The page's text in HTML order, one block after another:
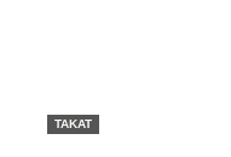
TAKAT